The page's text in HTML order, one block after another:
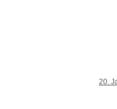
20.